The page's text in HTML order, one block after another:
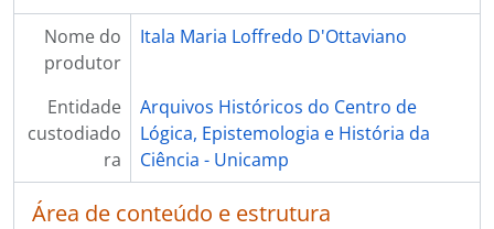
Nome do
produtor
Itala Maria Loffredo D'Ottaviano
Entidade
custodiado
ra
Arquivos Históricos do Centro de
Lógica, Epistemologia e História da
Ciência - Unicamp
Área de conteúdo e estrutura